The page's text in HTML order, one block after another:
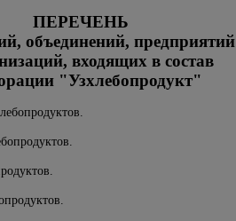
ПЕРЕЧЕНЬ
объединений, предприятий
входящих в состав
"Узхлебопродукт"